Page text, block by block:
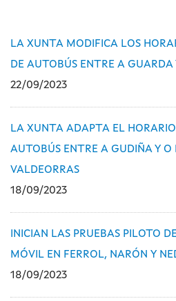
LA XUNTA MODIFICA LOS
DE AUTOBÚS ENTRE A GUARDA
22/09/2023
LA XUNTA ADAPTA EL
AUTOBÚS ENTRE A GUDIÑA Y O
VALDEORRAS
18/09/2023
INICIAN LAS PRUEBAS PILOTO
MÓVIL EN FERROL, NARÓN Y
18/09/2023